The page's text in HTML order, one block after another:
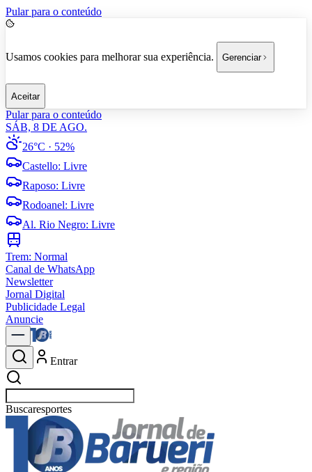
Pular para o conteúdo
Usamos cookies para melhorar sua experiência. Gerenciar
Aceitar
Pular para o conteúdo
SÁB, 8 DE AGO.
26°C · 52%
Castello: Livre
Raposo: Livre
Rodoanel: Livre
Al. Rio Negro: Livre
Trem: Normal
Canal de WhatsApp
Newsletter
Jornal Digital
Publicidade Legal
Anuncie
Entrar
Buscarpolítica